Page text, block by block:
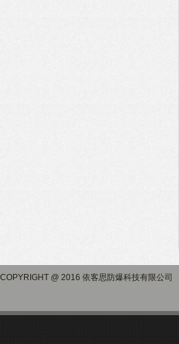
COPYRIGHT @ 2016 依客思防爆科技有限公司